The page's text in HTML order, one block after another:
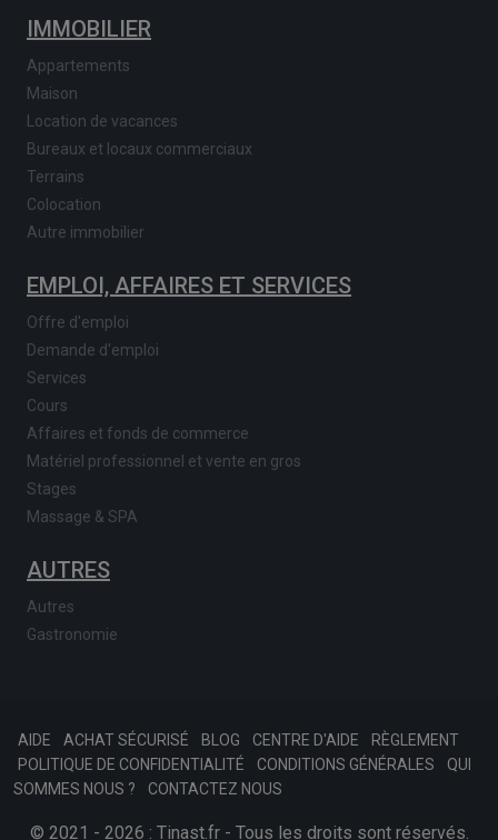
IMMOBILIER
Appartements
Maison
Location de vacances
Bureaux et locaux commerciaux
Terrains
Colocation
Autre immobilier
EMPLOI, AFFAIRES ET SERVICES
Offre d'emploi
Demande d'emploi
Services
Cours
Affaires et fonds de commerce
Matériel professionnel et vente en gros
Stages
Massage & SPA
AUTRES
Autres
Gastronomie
AIDE ACHAT SÉCURISÉ BLOG CENTRE D'AIDE
RÈGLEMENT
POLITIQUE DE CONFIDENTIALITÉ
CONDITIONS GÉNÉRALES
QUI
SOMMES NOUS ?
CONTACTEZ NOUS
© 2021 - 2026 : Tinast.fr - Tous les droits sont réservés.